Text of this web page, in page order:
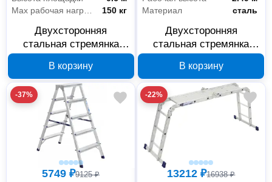
Max рабочая нагрузка
150 кг
Двухсторонняя
стальная стремянка
В корзину
Материал
сталь
Двухсторонняя
стальная стремянка
В корзину
-37%
5749 ₽9125 ₽
-22%
13212 ₽16938 ₽